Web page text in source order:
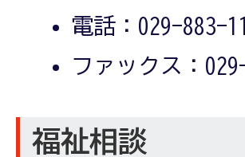
電話：029-883-
ファックス：
福祉相談